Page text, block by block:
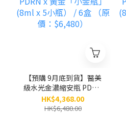
【預購 9月底到貨】醫美
級水光金濃縮安瓶 PDRN
x 黃金「小金瓶」(8ml x
5小瓶） / 6盒 （原價：
HK$4,368.00
HK$6,480.00